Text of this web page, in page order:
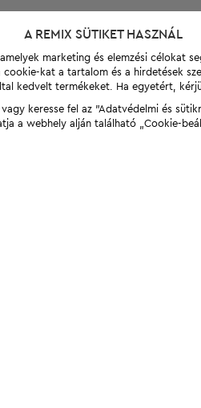
A REMIX SÜTIKET HASZNÁL
marketing és elemzési célokat
kat a tartalom és a hirdetések
kedvelt termékeket. Ha egyetért,
keresse fel az "Adatvédelmi és
a webhely alján található „Cookie-